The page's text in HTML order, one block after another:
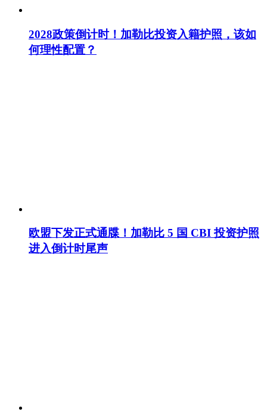
2028政策倒计时！加勒比投资入籍护照，该如
何理性配置？
欧盟下发正式通牒！加勒比 5 国 CBI 投资护照
进入倒计时尾声